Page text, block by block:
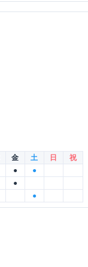
金 土 日
祝
●
●
●
●